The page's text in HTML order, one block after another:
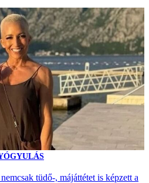
tüdő-, májáttétet is képzett a